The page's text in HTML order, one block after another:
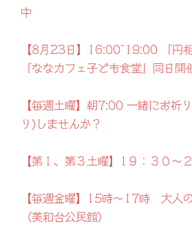
中
【8月23日】16:00~19:00 『円
『ななカフェ子ども食堂』同日開
【毎週土曜】朝7:00 一緒にお祈
り)しませんか？
【第１、第３土曜】1９：３０～
【毎週金曜】15時～17時 大人
（美和台公民館）